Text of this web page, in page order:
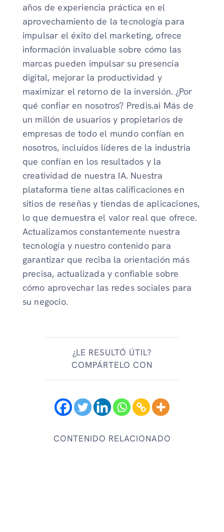
años de experiencia práctica en el
aprovechamiento de la tecnología para
impulsar el éxito del marketing, ofrece
información invaluable sobre cómo las
marcas pueden impulsar su presencia
digital, mejorar la productividad y
maximizar el retorno de la inversión. ¿Por
qué confiar en nosotros? Predis.ai Más de
un millón de usuarios y propietarios de
empresas de todo el mundo confían en
nosotros, incluidos líderes de la industria
que confían en los resultados y la
creatividad de nuestra IA. Nuestra
plataforma tiene altas calificaciones en
sitios de reseñas y tiendas de aplicaciones,
lo que demuestra el valor real que ofrece.
Actualizamos constantemente nuestra
tecnología y nuestro contenido para
garantizar que reciba la orientación más
precisa, actualizada y confiable sobre
cómo aprovechar las redes sociales para
su negocio.
¿LE RESULTÓ ÚTIL?
COMPÁRTELO CON
CONTENIDO RELACIONADO